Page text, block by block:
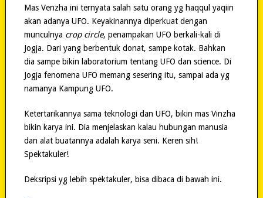
Mas Venzha ini ternyata salah satu orang yg haqqul yaqiin
akan adanya UFO. Keyakinannya diperkuat dengan
munculnya crop circle, penampakan UFO berkali-kali di
Jogja. Dari yang berbentuk donat, sampe kotak. Bahkan
dia sampe bikin laboratorium tentang UFO dan science. Di
Jogja fenomena UFO memang sesering itu, sampai ada yg
namanya Kampung UFO.
Ketertarikannya sama teknologi dan UFO, bikin mas Vinzha
bikin karya ini. Dia menjelaskan kalau hubungan manusia
dan alat buatannya adalah karya seni. Keren sih!
Spektakuler!
Deksripsi yg lebih spektakuler, bisa dibaca di bawah ini.